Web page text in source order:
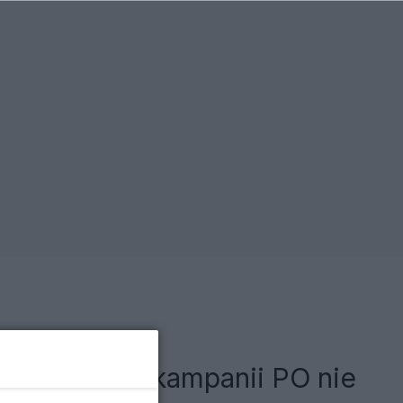
Były szef kampanii PO nie